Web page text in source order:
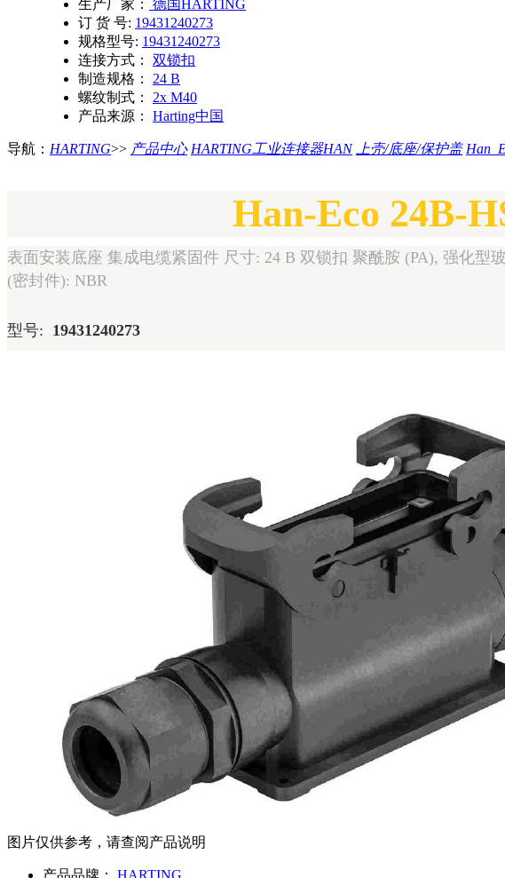
生产厂家：
德国HARTING
订 货 号: 19431240273
规格型号: 19431240273
连接方式：
双锁扣
制造规格：
24 B
螺纹制式：
2x M40
产品来源：
Harting中国
导航： HARTING>> 产品中心 HARTING工业连接器HAN 上壳/底座/保护盖
Han-Eco 24B-
表面安装底座 集成电缆紧固件 尺寸: 24 B 双锁扣 聚酰胺 (PA), 强化
(密封件): NBR
型号: 19431240273
图片仅供参考，请查阅产品说明
产品品牌： HARTING